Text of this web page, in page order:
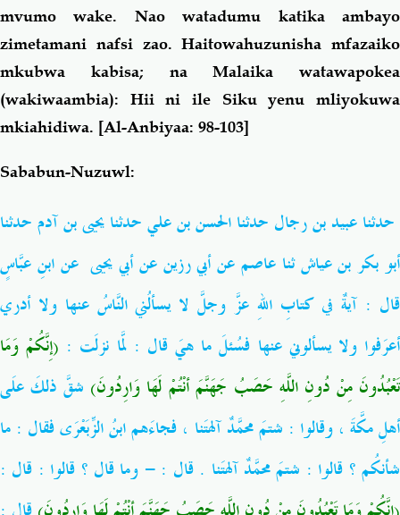
mvumo wake. Nao watadumu katika ambayo
zimetamani nafsi zao. Haitowahuzunisha mfazaiko
mkubwa kabisa; na Malaika watawapokea
(wakiwaambia): Hii ni ile Siku yenu mliyokuwa
mkiahidiwa. [Al-Anbiyaa: 98-103]
Sababun-Nuzuwl:
حدثنا عبيد بن رجال حدثنا الحسن بن علي حدثنا يحيى بن آدم حدثنا
أبو بكر بن عياش ثنا عاصم عن أبي رزين عن أبي يحيى عن ابنِ عبَّاسٍ
قال : آيةٌ في كتابِ اللهِ عزَّ وجلَّ لا يسألُني النَّاسُ عنها ولا أدري
أعرَفوا ولا يسألوني عنها فسُئلَ ما هيَ قال : لمَّا نزلَت : (إِنَّكُمْ وَمَا
تَعْبُدُونَ مِنْ دُونِ اللَّهِ حَصَبُ جَهَنَّمَ أنْتُمْ لَهَا وَارِدُونَ) شقَّ ذلكَ علَى
أهلِ مكَّةَ ، وقالوا : شتمَ محمَّدٌ آلهتَنا ، فجاءَهم ابنُ الزِّبَعْرَى فقال : ما
شأنكُم ؟ قالوا : شتمَ محمَّدٌ آلهتَنا . قال : - وما قال ؟ قالوا : قال :